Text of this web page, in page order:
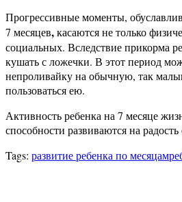
Прогрессивные моменты,
7 месяцев,касаются не только
социальных. Вследствие прикорма
кушать с ложечки. В этот период
непроливайку на обычную, так
пользоваться ею.
Активность ребенка на 7 месяце
способности развиваются на
Tags: развитие ребенка по месяцам